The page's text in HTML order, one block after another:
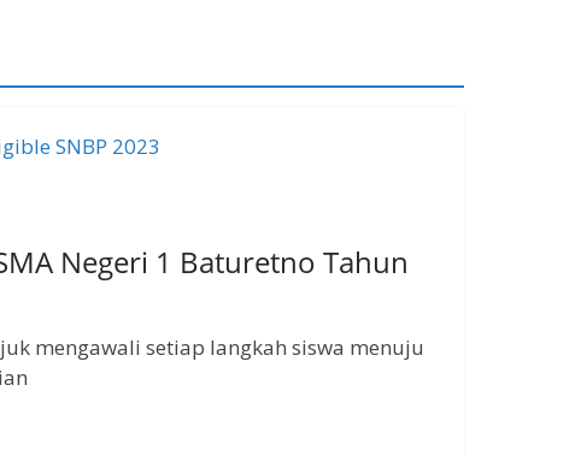
Negeri 1 Baturetno Tahun
mengawali setiap langkah siswa menuju